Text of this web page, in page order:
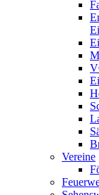
Vereine